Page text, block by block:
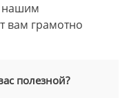
нашим
вам грамотно
полезной?